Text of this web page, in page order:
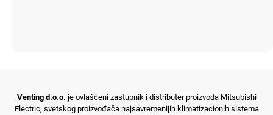
Venting d.o.o. je ovlašćeni zastupnik i distributer proizvoda Mitsubishi
Electric, svetskog proizvođača najsavremenijih klimatizacionih sistema